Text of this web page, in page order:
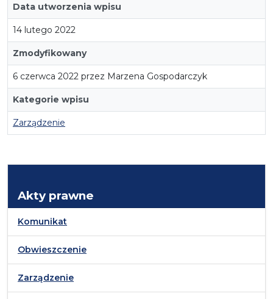
Data utworzenia wpisu
14 lutego 2022
Zmodyfikowany
6 czerwca 2022 przez Marzena Gospodarczyk
Kategorie wpisu
Zarządzenie
Akty prawne
Komunikat
Obwieszczenie
Zarządzenie